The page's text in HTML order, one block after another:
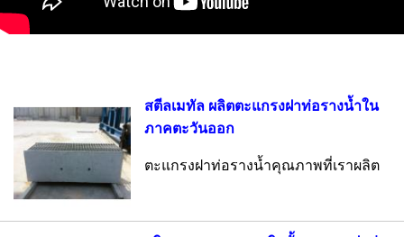
สตีลเมทัล ผลิตตะแกรงฝาท่อรางน้ำใน
ภาคตะวันออก
ตะแกรงฝาท่อรางน้ำคุณภาพที่เราผลิต